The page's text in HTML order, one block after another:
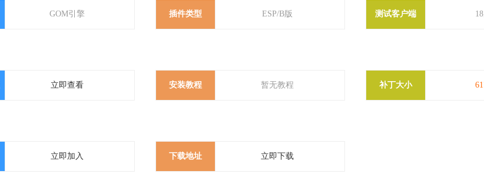
GOM引擎 插件类型 ESP/B版 测试客户端
立即查看 安装教程 暂无教程 补丁大小
立即加入 下载地址 立即下载